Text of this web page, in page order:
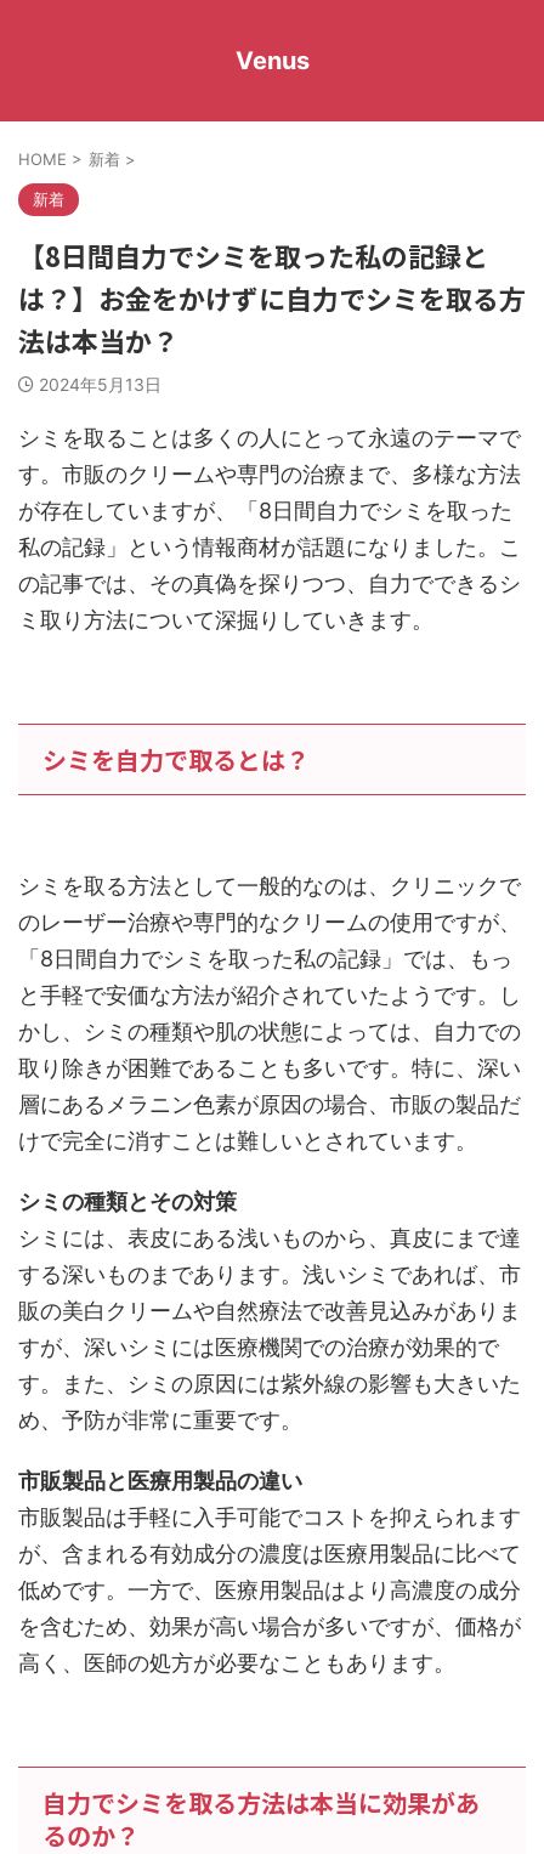
Venus
HOME > 新着 >
新着
【8日間自力でシミを取った私の記録と
は？】お金をかけずに自力でシミを取る方
法は本当か？
2024年5月13日
シミを取ることは多くの人にとって永遠のテーマで
す。市販のクリームや専門の治療まで、多様な方法
が存在していますが、「8日間自力でシミを取った
私の記録」という情報商材が話題になりました。こ
の記事では、その真偽を探りつつ、自力でできるシ
ミ取り方法について深掘りしていきます。
シミを自力で取るとは？
シミを取る方法として一般的なのは、クリニックで
のレーザー治療や専門的なクリームの使用ですが、
「8日間自力でシミを取った私の記録」では、もっ
と手軽で安価な方法が紹介されていたようです。し
かし、シミの種類や肌の状態によっては、自力での
取り除きが困難であることも多いです。特に、深い
層にあるメラニン色素が原因の場合、市販の製品だ
けで完全に消すことは難しいとされています。
シミの種類とその対策
シミには、表皮にある浅いものから、真皮にまで達
する深いものまであります。浅いシミであれば、市
販の美白クリームや自然療法で改善見込みがありま
すが、深いシミには医療機関での治療が効果的で
す。また、シミの原因には紫外線の影響も大きいた
め、予防が非常に重要です。
市販製品と医療用製品の違い
市販製品は手軽に入手可能でコストを抑えられます
が、含まれる有効成分の濃度は医療用製品に比べて
低めです。一方で、医療用製品はより高濃度の成分
を含むため、効果が高い場合が多いですが、価格が
高く、医師の処方が必要なこともあります。
自力でシミを取る方法は本当に効果があ
るのか？